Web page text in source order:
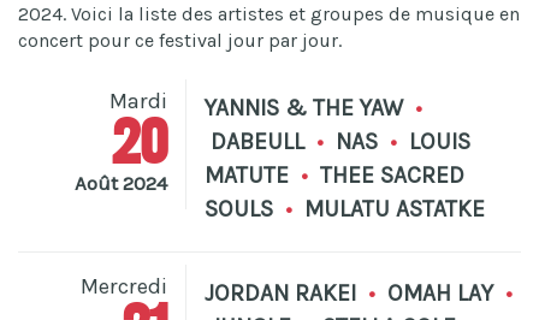
2024. Voici la liste des artistes et groupes de musique en
concert pour ce festival jour par jour.
Mardi
20
Août 2024
YANNIS & THE YAW •
DABEULL • NAS • LOUIS
MATUTE • THEE SACRED
SOULS • MULATU ASTATKE
Mercredi JORDAN RAKEI • OMAH LAY •